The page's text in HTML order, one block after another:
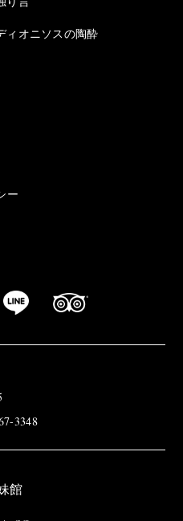
ィオニソスの陶酔
ー
3348
館